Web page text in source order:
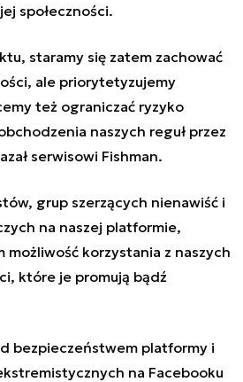
społeczności.
staramy się zatem zachować
ale priorytetyzujemy
też ograniczać ryzyko
naszych reguł przez
serwisowi Fishman.
grup szerzących nienawiść i
na naszej platformie,
korzystania z naszych
które je promują bądź
bezpieczeństwem platformy i
na Facebooku